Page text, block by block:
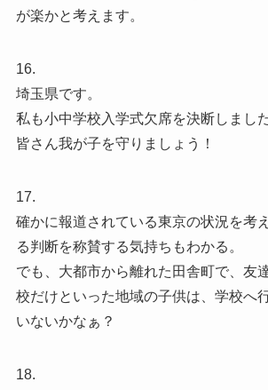
が楽かと考えます。
16.
埼玉県です。
私も小中学校入学式欠席を決断しまし
皆さん我が子を守りましょう！
17.
確かに報道されている東京の状況を考
る判断を称賛する気持ちもわかる。
でも、大都市から離れた田舎町で、友
校だけといった地域の子供は、学校へ
いないかなぁ？
18.